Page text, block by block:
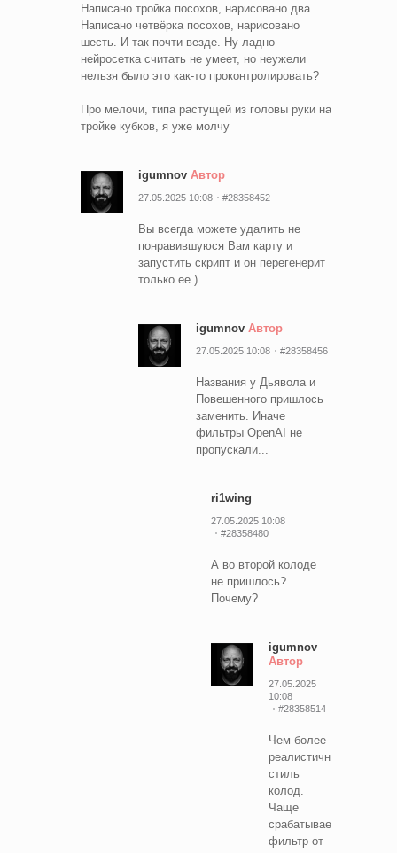
Написано тройка посохов, нарисовано два.
Написано четвёрка посохов, нарисовано
шесть. И так почти везде. Ну ладно
нейросетка считать не умеет, но неужели
нельзя было это как-то проконтролировать?
Про мелочи, типа растущей из головы руки на
тройке кубков, я уже молчу
igumnov Автор
27.05.2025 10:08 #28358452
Вы всегда можете удалить не
понравившуюся Вам карту и
запустить скрипт и он перегенерит
только ее )
igumnov Автор
27.05.2025 10:08 #28358456
Названия у Дьявола и
Повешенного пришлось
заменить. Иначе
фильтры OpenAI не
пропускали...
ri1wing
27.05.2025 10:08
#28358480
А во второй колоде
не пришлось?
Почему?
igumnov
Автор
27.05.2025
10:08
#28358514
Чем более
реалистичный
стиль
колод.
Чаще
срабатывает
фильтр от